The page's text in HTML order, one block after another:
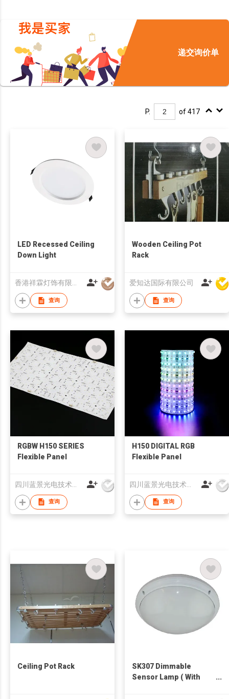
递交询价单
P. of 417
LED Recessed Ceiling
Down Light
香港祥霖灯饰有限公司
查询
Wooden Ceiling Pot
Rack
爱知达国际有限公司
查询
RGBW H150 SERIES
Flexible Panel
四川蓝景光电技术有限责任公司
查询
H150 DIGITAL RGB
Flexible Panel
四川蓝景光电技术有限责任公司
查询
Ceiling Pot Rack
SK307 Dimmable
Sensor Lamp ( With